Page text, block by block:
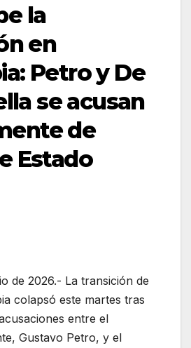
la
en
Petro y De
se acusan
de
Estado
de 2026.- La transición de
colapsó este martes tras
entre el
Gustavo Petro, y el